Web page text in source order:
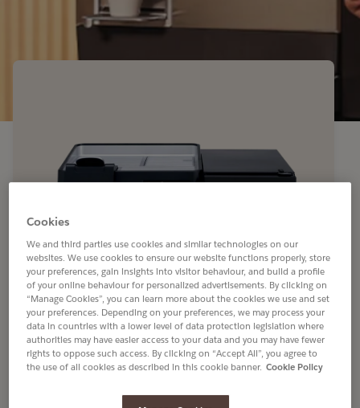
TROUVEZ LA MEILLEURE SOLUTION DANS
VOTRE SECTEUR
Cookies
We and third parties use cookies and similar technologies on our
websites. We use cookies to ensure our website functions properly, store
your preferences, gain insights into visitor behaviour, and build a profile
of your online behaviour for personalized advertisements. By clicking on
“Manage Cookies”, you can learn more about the cookies we use and set
your preferences. Depending on your preferences, we may process your
data in countries with a lower level of data protection legislation where
authorities may have easier access to your data and you may have fewer
rights to oppose such access. By clicking on “Accept All”, you agree to
the use of all cookies as described in this cookie banner. Cookie Policy